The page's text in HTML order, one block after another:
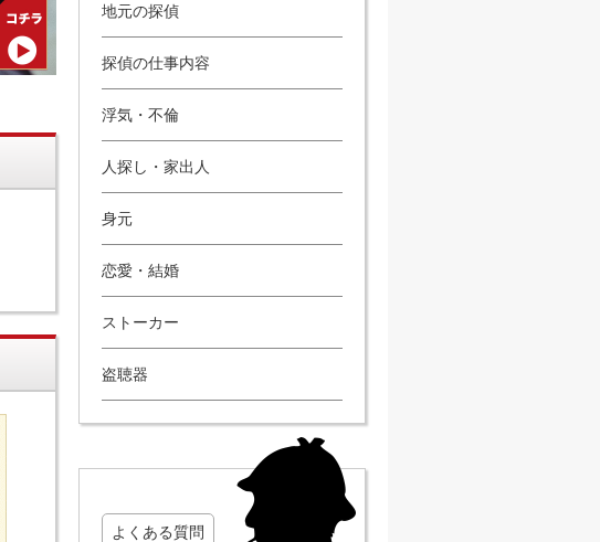
地元の探偵
探偵の仕事内容
浮気・不倫
人探し・家出人
身元
恋愛・結婚
ストーカー
盗聴器
よくある質問